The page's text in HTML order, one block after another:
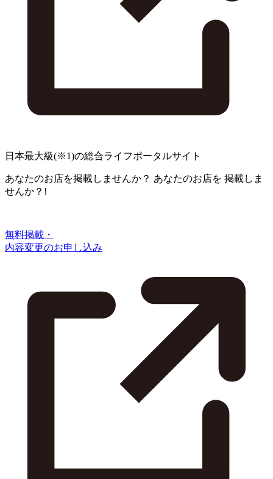
日本最大級(※1)の総合ライフポータルサイト
あなたのお店を掲載しませんか？ あなたのお店を 掲載しま
せんか？!
無料掲載・
内容変更のお申し込み